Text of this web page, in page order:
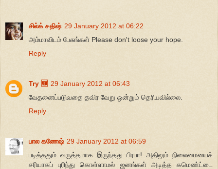
சில்க் சதிஷ் 29 January 2012 at 06:22
அம்மாவிடம் பேசுங்கள் Please don't loose your hope.
Reply
Try 🆕 29 January 2012 at 06:43
வேதனைப்படுவதை தவிர வேறு ஒன்றும் தெரியவில்லை.
Reply
பால கணேஷ் 29 January 2012 at 06:59
படித்ததும் வருத்தமாக இருந்தது பிரபா! அதிலும் நிலைமையைச்
சரியாகப் புரிந்து கொள்ளாமல் ஜனங்கள் அடித்த கமெண்ட்டை